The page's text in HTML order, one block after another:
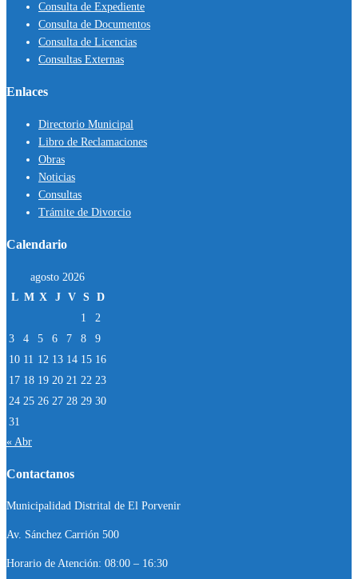
Consulta de Expediente
Consulta de Documentos
Consulta de Licencias
Consultas Externas
Enlaces
Directorio Municipal
Libro de Reclamaciones
Obras
Noticias
Consultas
Trámite de Divorcio
Calendario
agosto 2026
L M X J V S D
1
2
3
4 5 6 7 8
9
10 11 12 13 14 15 16
17 18 19 20 21 22 23
24 25 26 27 28 29 30
31
« Abr
Contactanos
Municipalidad Distrital de El Porvenir
Av. Sánchez Carrión 500
Horario de Atención: 08:00 – 16:30